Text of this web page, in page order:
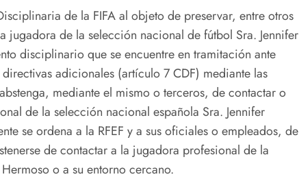
de la FIFA al objeto de preservar, entre otros
jugadora de la selección nacional de fútbol Sra. Jennifer
disciplinario que se encuentre en tramitación ante
adicionales (artículo 7 CDF) mediante las
mediante el mismo o terceros, de contactar o
de la selección nacional española Sra. Jennifer
se ordena a la RFEF y a sus oficiales o empleados, de
de contactar a la jugadora profesional de la
o a su entorno cercano.